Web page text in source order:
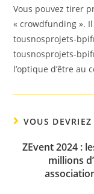
Vous pouvez tirer
« crowdfunding ».
tousnosprojets-
tousnosprojets-
l’optique d’être
VOUS
ZEvent 2024 :
millions